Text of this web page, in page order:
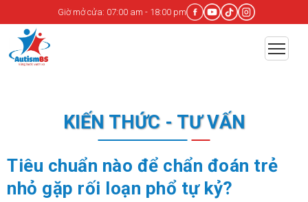
Giờ mở cửa: 07:00 am - 18:00 pm
KIẾN THỨC - TƯ VẤN
Tiêu chuẩn nào để chẩn đoán trẻ
nhỏ gặp rối loạn phổ tự kỷ?